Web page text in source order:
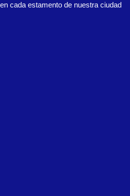
cada estamento de nuestra ciudad